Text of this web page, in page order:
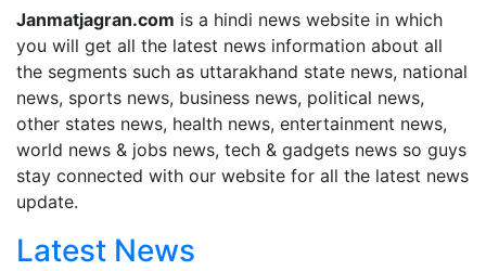
Janmatjagran.com is a hindi news website in which
you will get all the latest news information about all
the segments such as uttarakhand state news, national
news, sports news, business news, political news,
other states news, health news, entertainment news,
world news & jobs news, tech & gadgets news so guys
stay connected with our website for all the latest news
update.
Latest News